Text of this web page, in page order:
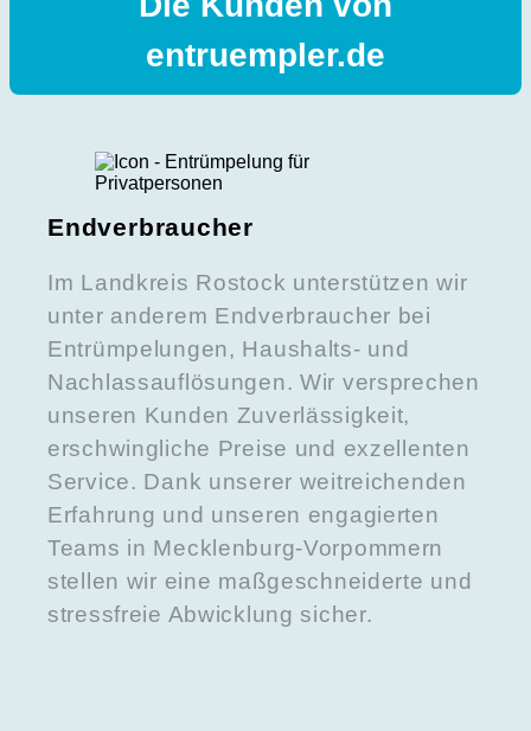
entruempler.de
Endverbraucher
Im Landkreis Rostock unterstützen wir
unter anderem Endverbraucher bei
Entrümpelungen, Haushalts- und
Nachlassauflösungen. Wir versprechen
unseren Kunden Zuverlässigkeit,
erschwingliche Preise und exzellenten
Service. Dank unserer weitreichenden
Erfahrung und unseren engagierten
Teams in Mecklenburg-Vorpommern
stellen wir eine maßgeschneiderte und
stressfreie Abwicklung sicher.